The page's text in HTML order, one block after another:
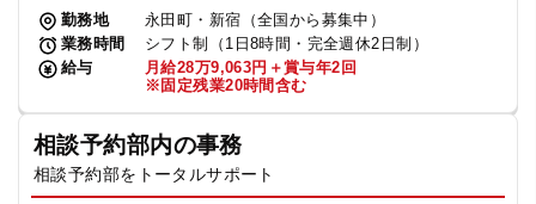
勤務地
永田町・新宿（全国から募集中）
業務時間
シフト制（1日8時間・完全週休2日制）
給与
月給28万9,063円＋賞与年2回
※固定残業20時間含む
相談予約部内の事務
相談予約部をトータルサポート